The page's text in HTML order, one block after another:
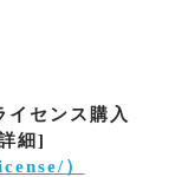
センス購入
細]
）